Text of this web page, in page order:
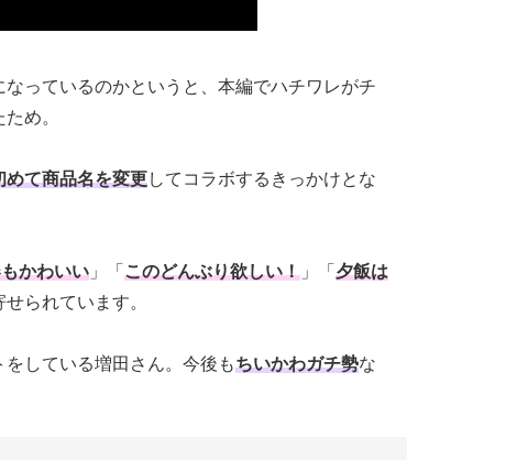
っているのかというと、本編でハチワレがチ
め。
めて商品名を変更してコラボするきっかけとな
かわいい 」「 このどんぶり欲しい！ 」「 夕飯は
られています。
をしている増田さん。今後もちいかわガチ勢な